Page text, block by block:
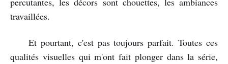
travaillées.
Et pourtant, c'est pas toujours parfait. Toutes ces
qualités visuelles qui m'ont fait plonger dans la série,